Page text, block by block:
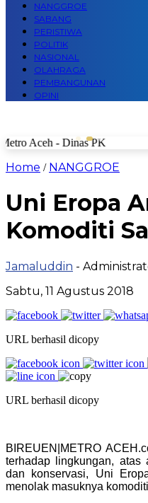
NANGGROE
SABANG
PERISTIWA
POLITIK
NASIONAL
OLAHRAGA
PEMBANGUNAN
OPINI
Home / NANGGROE
Uni Eropa
Komoditi
Jamaluddin -
Sabtu, 11 Agustus 2018
URL berhasil dicopy
URL berhasil dicopy
BIREUEN|METRO
terhadap lingkungan, atas
dan konservasi, Uni
menolak masuknya